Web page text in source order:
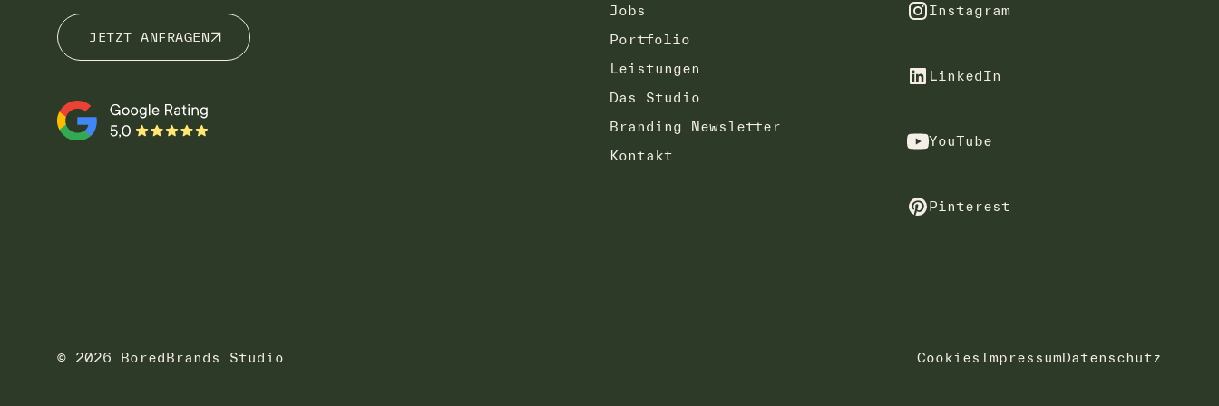
JETZT ANFRAGEN
Jobs
Portfolio
Leistungen
Das Studio
Branding Newsletter
Kontakt
Instagram
LinkedIn
YouTube
Pinterest
© 2026 BoredBrands Studio CookiesImpressumDatenschutz